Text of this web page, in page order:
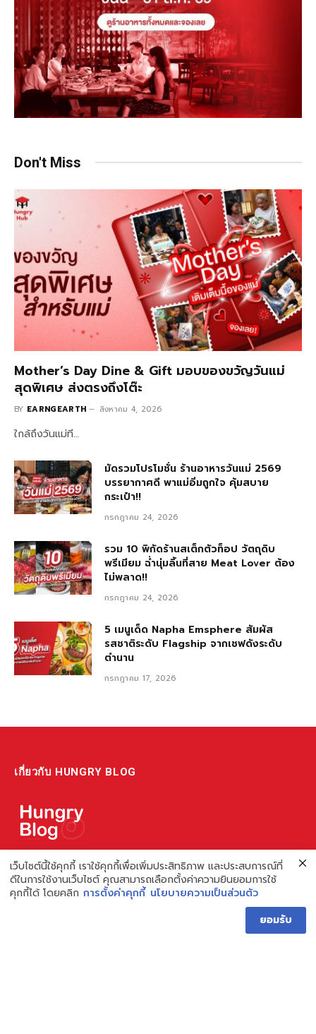
Don't Miss
Mother’s Day Dine & Gift มอบของขวัญวันแม่
สุดพิเศษ ส่งตรงถึงโต๊ะ
BY EARNGEARTH สิงหาคม 4, 2026
ใกล้ถึงวันแม่ที…
มัดรวมโปรโมชั่น ร้านอาหารวันแม่ 2569
บรรยากาศดี พาแม่อิ่มถูกใจ คุ้มสบาย
กระเป๋า!!
กรกฎาคม 24, 2026
รวม 10 พิกัดร้านสเต็กตัวท็อป วัตถุดิบ
พรีเมียม ฉ่ำนุ่มลิ้นที่สาย Meat Lover ต้อง
ไม่พลาด!!
กรกฎาคม 24, 2026
5 เมนูเด็ด Napha Emsphere สัมผัส
รสชาติระดับ Flagship จากเชฟดังระดับ
ตำนาน
กรกฎาคม 17, 2026
เกี่ยวกับ HUNGRY BLOG
แหล่งรวมข้อมูล ข่าวสาร เกี่ยวกับร้านอาหารและเรื่องกิน ไม่ว่าจะเป็น
รีวิว ชี้เป้า รวมถึงความรู้ต่างๆ ที่เราอยากแชร์!
ไม่พอ เรายังมีความรู้เกี่ยวกับการทำร้านอาหาร เพื่อผู้ประกอบการ ที่
เว็บไซต์นี้ใช้คุกกี้ เราใช้คุกกี้เพื่อเพิ่มประสิทธิภาพ และประสบการณ์ที่
ดีในการใช้งานเว็บไซต์ คุณสามารถเลือกตั้งค่าความยินยอมการใช้
คุกกี้ได้ โดยคลิก การตั้งค่าคุกกี้ นโยบายความเป็นส่วนตัว
ยอมรับ